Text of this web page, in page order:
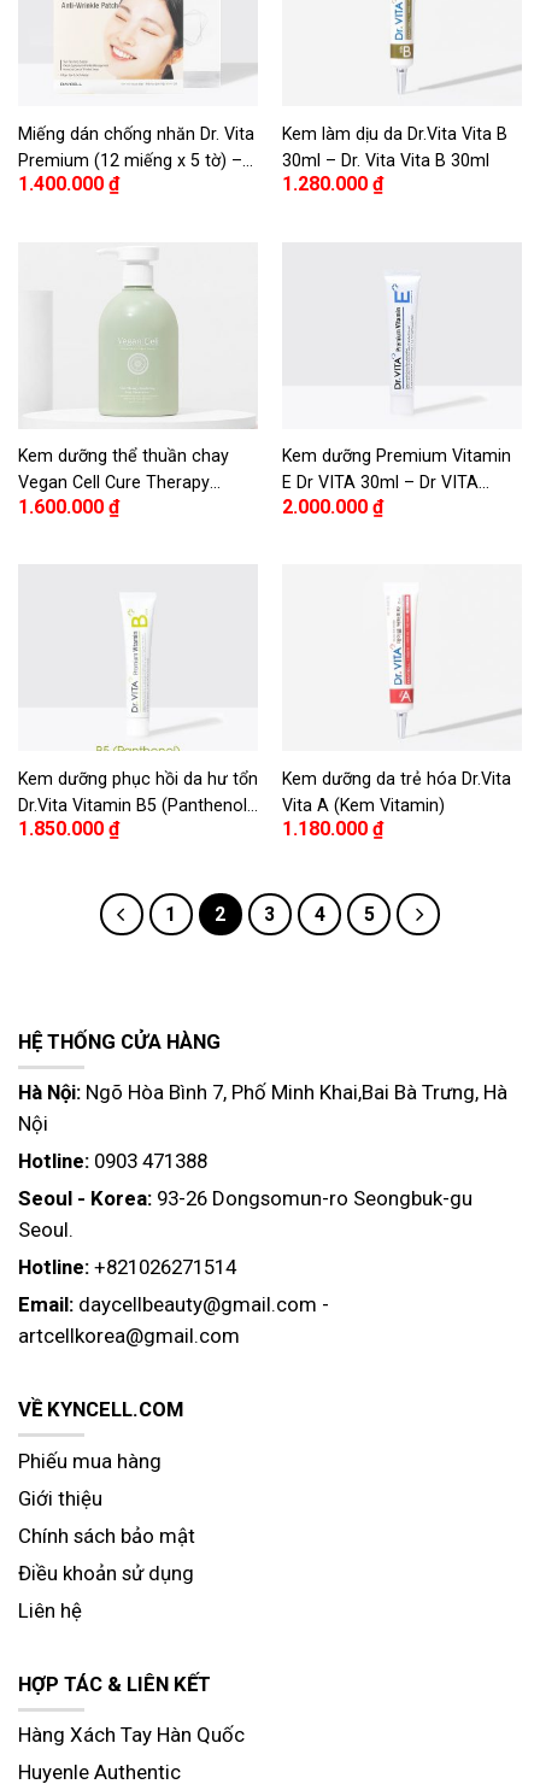
Miếng dán chống nhăn Dr. Vita
Premium (12 miếng x 5 tờ) –
Dr. Vita Premium Anti-Wrinkle
1.400.000 ₫
Kem làm dịu da Dr.Vita Vita B
30ml – Dr. Vita Vita B 30ml
1.280.000 ₫
Kem dưỡng thể thuần chay
Vegan Cell Cure Therapy
300ml – Vegan Cell Cure
1.600.000 ₫
Kem dưỡng Premium Vitamin
E Dr VITA 30ml – Dr VITA
Premium Vita E Cream 30ml
2.000.000 ₫
Kem dưỡng phục hồi da hư tổn
Dr.Vita Vitamin B5 (Panthenol)
– Dr. Vita Pore Cream
1.850.000 ₫
Kem dưỡng da trẻ hóa Dr.Vita
Vita A (Kem Vitamin)
1.180.000 ₫
1 2 3 4 5
HỆ THỐNG CỬA HÀNG
Hà Nội: Ngõ Hòa Bình 7, Phố Minh Khai,Bai Bà Trưng, Hà
Nội
Hotline: 0903 471388
Seoul - Korea: 93-26 Dongsomun-ro Seongbuk-gu
Seoul.
Hotline: +821026271514
Email: daycellbeauty@gmail.com -
artcellkorea@gmail.com
VỀ KYNCELL.COM
Phiếu mua hàng
Giới thiệu
Chính sách bảo mật
Điều khoản sử dụng
Liên hệ
HỢP TÁC & LIÊN KẾT
Hàng Xách Tay Hàn Quốc
Huyenle Authentic